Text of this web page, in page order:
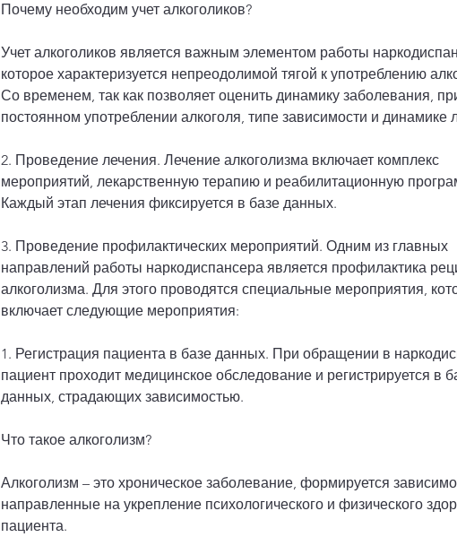
Почему необходим учет алкоголиков?
Учет алкоголиков является важным элементом работы
которое характеризуется непреодолимой тягой к употреблению
Со временем, так как позволяет оценить динамику заболевания,
постоянном употреблении алкоголя, типе зависимости и динамике
2. Проведение лечения. Лечение алкоголизма включает комплекс
мероприятий, лекарственную терапию и реабилитационную
Каждый этап лечения фиксируется в базе данных.
3. Проведение профилактических мероприятий. Одним из главных
направлений работы наркодиспансера является профилактика
алкоголизма. Для этого проводятся специальные мероприятия,
включает следующие мероприятия:
1. Регистрация пациента в базе данных. При обращении в
пациент проходит медицинское обследование и регистрируется в
данных, страдающих зависимостью.
Что такое алкоголизм?
Алкоголизм – это хроническое заболевание, формируется
направленные на укрепление психологического и физического
пациента.